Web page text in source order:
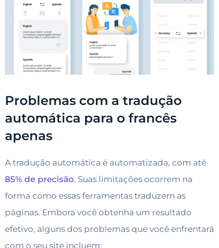
Problemas com a tradução
automática para o francês
apenas
A tradução automática é automatizada, com até
85% de precisão. Suas limitações ocorrem na
forma como essas ferramentas traduzem as
páginas. Embora você obtenha um resultado
efetivo, alguns dos problemas que você enfrentará
com o seu site incluem: